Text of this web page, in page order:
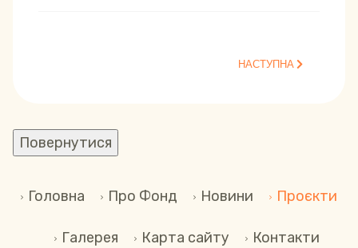
НАСТУПНА СТАТТЯ:
НАСТУПНА
Головна Про Фонд Новини Проєкти
Галерея Карта сайту Контакти